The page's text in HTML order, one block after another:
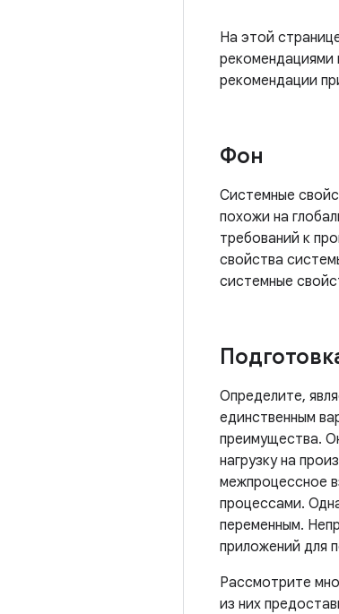
На этой
рекомендациями
рекомендации
Фон
Системные
похожи на
требований к
свойства
системные
Определите,
единственным
преимущества.
нагрузку на
межпроцессное
процессами.
переменным.
приложений для
Рассмотрите
из них